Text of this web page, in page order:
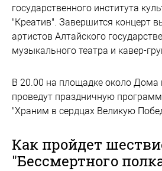
государственного института
"Креатив". Завершится концерт
артистов Алтайского
музыкального театра и кавер-
В 20.00 на площадке около
проведут праздничную
"Храним в сердцах Великую
Как пройдет
"Бессмертного